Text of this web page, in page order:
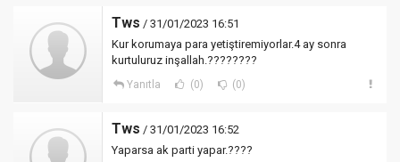
Tws / 31/01/2023 16:51
Kur korumaya para yetiştiremiyorlar.4 ay sonra
kurtuluruz inşallah.????????
Yanıtla (0) (0)
Tws / 31/01/2023 16:52
Yaparsa ak parti yapar.????